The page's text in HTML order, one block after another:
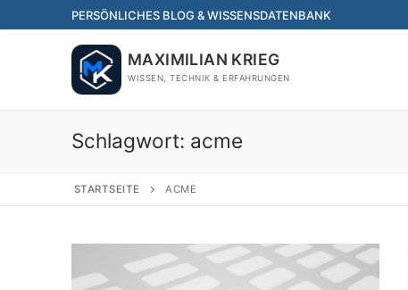
to
PERSÖNLICHES BLOG & WISSENSDATENBANK
MAXIMILIAN KRIEG
WISSEN, TECHNIK & ERFAHRUNGEN
Schlagwort: acme
STARTSEITE ACME